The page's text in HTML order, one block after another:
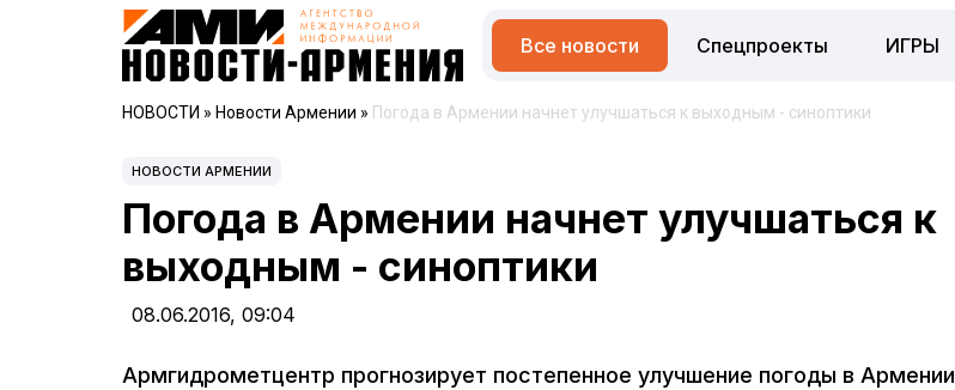
Все новости Спецпроекты ИГРЫ
НОВОСТИ » Новости Армении » Погода в Армении начнет улучшаться к выходным - синоптики
НОВОСТИ АРМЕНИИ
Погода в Армении начнет улучшаться к
выходным - синоптики
08.06.2016, 09:04
Армгидрометцентр прогнозирует постепенное улучшение погоды в Армении